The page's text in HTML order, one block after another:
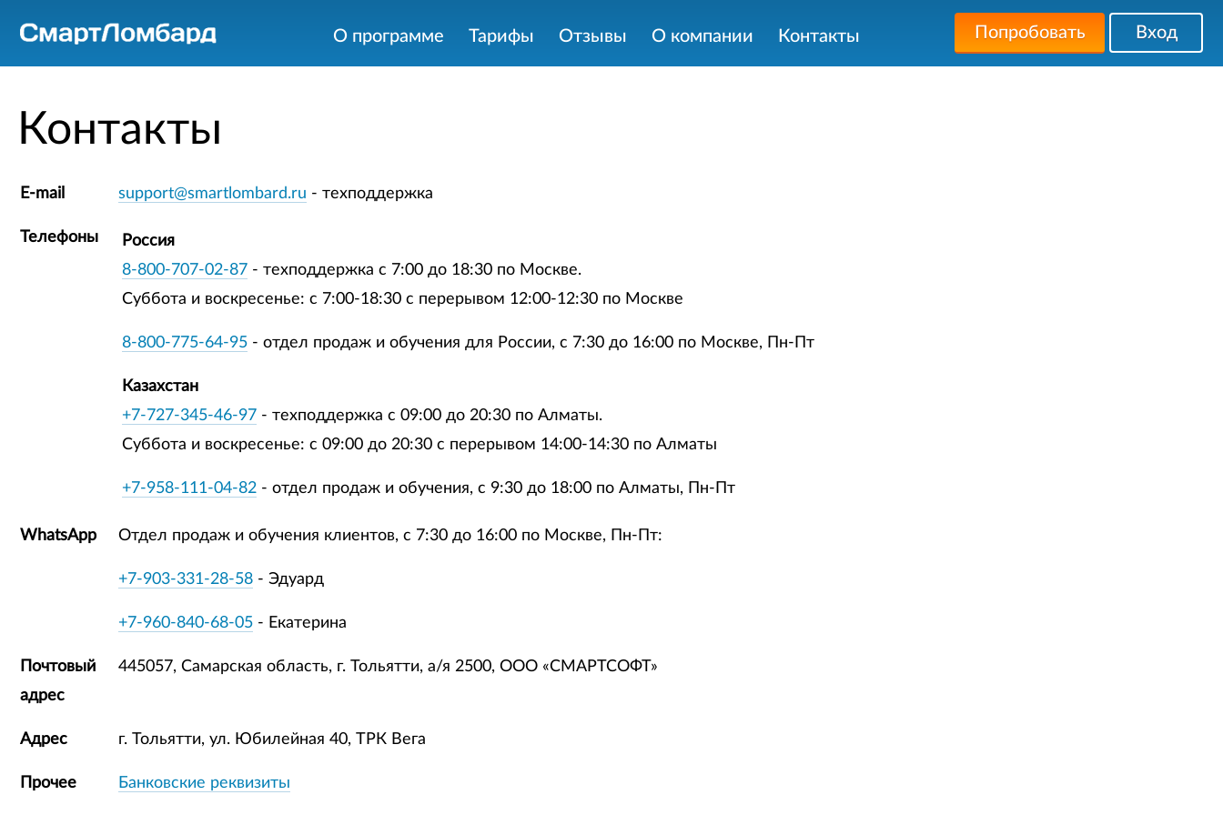
О программе Тарифы Отзывы О компании Контакты Попробовать Вход
Контакты
E-mail support@smartlombard.ru - техподдержка
Телефоны
Россия
8-800-707-02-87 - техподдержка с 7:00 до 18:30 по Москве.
Суббота и воскресенье: с 7:00-18:30 с перерывом 12:00-12:30 по Москве
8-800-775-64-95 - отдел продаж и обучения для России, с 7:30 до 16:00 по Москве, Пн-Пт
Казахстан
+7-727-345-46-97 - техподдержка с 09:00 до 20:30 по Алматы.
Суббота и воскресенье: c 09:00 до 20:30 с перерывом 14:00-14:30 по Алматы
+7-958-111-04-82 - отдел продаж и обучения, с 9:30 до 18:00 по Алматы, Пн-Пт
WhatsApp Отдел продаж и обучения клиентов, с 7:30 до 16:00 по Москве, Пн-Пт:
+7-903-331-28-58 - Эдуард
+7-960-840-68-05 - Екатерина
Почтовый
адрес
445057, Самарская область, г. Тольятти, а/я 2500, ООО «СМАРТСОФТ»
Адрес г. Тольятти, ул. Юбилейная 40, ТРК Вега
Прочее Банковские реквизиты